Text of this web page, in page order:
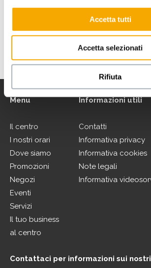
Accetta tutti
Accetta selezionati
Rifiuta
VAI ALLA MAPPA DEL
Menu
Il centro
I nostri orari
Dove siamo
Promozioni
Negozi
Eventi
Servizi
Il tuo business
al centro
Informazioni utili
Contatti
Informativa privacy
Informativa cookies
Note legali
Informativa
Contattaci per informazioni sui nostri